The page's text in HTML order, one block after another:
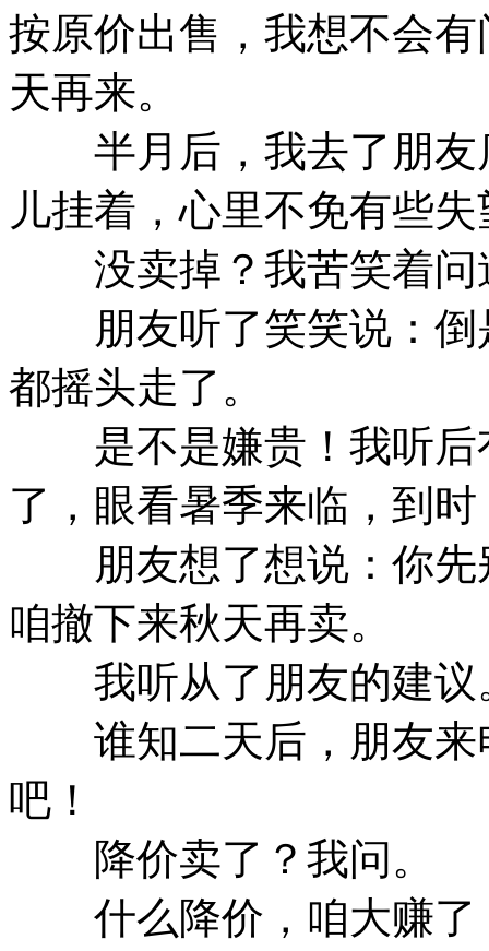
按原价出售，我想不会
天再来。
半月后，我去了朋友
儿挂着，心里不免有些失
没卖掉？我苦笑着问
朋友听了笑笑说：倒
都摇头走了。
是不是嫌贵！我听后
了，眼看暑季来临，到
朋友想了想说：你先
咱撤下来秋天再卖。
我听从了朋友的建议
谁知二天后，朋友来
吧！
降价卖了？我问。
什么降价，咱大赚了